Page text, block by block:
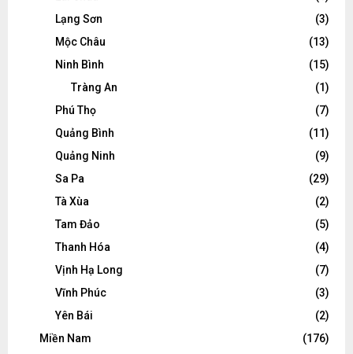
Lạng Sơn
(3)
Mộc Châu
(13)
Ninh Bình
(15)
Tràng An
(1)
Phú Thọ
(7)
Quảng Bình
(11)
Quảng Ninh
(9)
Sa Pa
(29)
Tà Xùa
(2)
Tam Đảo
(5)
Thanh Hóa
(4)
Vịnh Hạ Long
(7)
Vĩnh Phúc
(3)
Yên Bái
(2)
Miền Nam
(176)